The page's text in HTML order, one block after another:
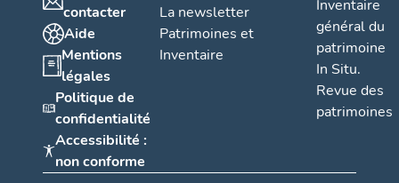
contacter
Aide
Mentions
légales
Politique de
confidentialité
Accessibilité :
non conforme
La newsletter
Patrimoines et
Inventaire
Inventaire
général du
patrimoine
In Situ.
Revue des
patrimoines